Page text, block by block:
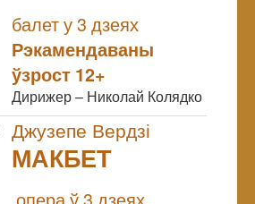
балет у 3 дзеях
Рэкамендаваны
ўзрост 12+
Дирижер – Николай Колядко
Джузепе Вердзі
МАКБЕТ